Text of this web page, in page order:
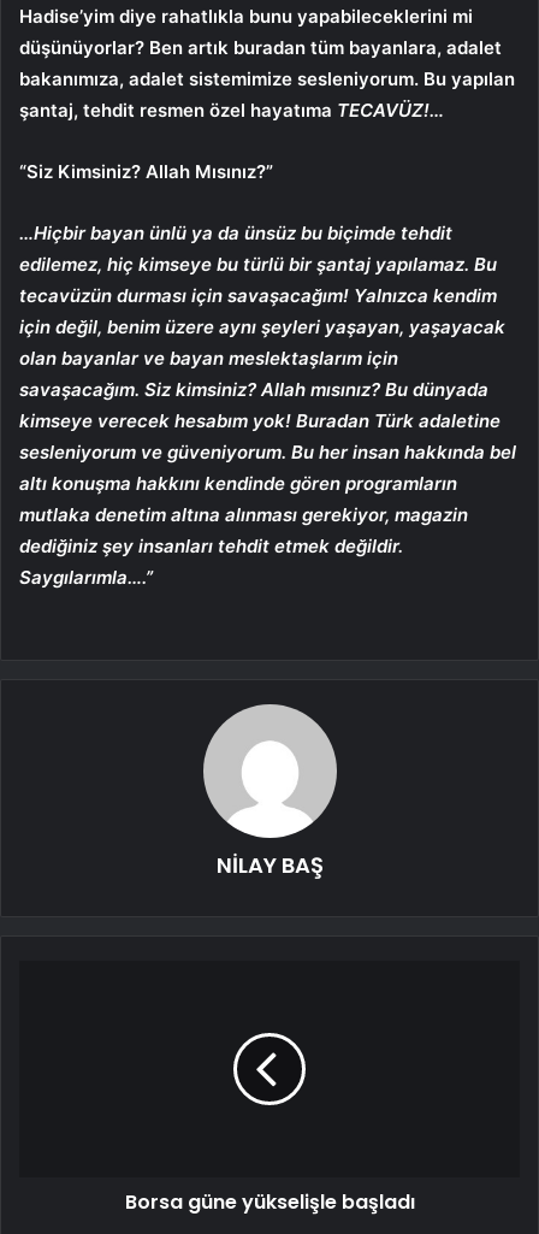
Hadise’yim diye rahatlıkla bunu yapabileceklerini mi
düşünüyorlar? Ben artık buradan tüm bayanlara, adalet
bakanımıza, adalet sistemimize sesleniyorum. Bu yapılan
şantaj, tehdit resmen özel hayatıma TECAVÜZ!…
“Siz Kimsiniz? Allah Mısınız?”
…Hiçbir bayan ünlü ya da ünsüz bu biçimde tehdit
edilemez, hiç kimseye bu türlü bir şantaj yapılamaz. Bu
tecavüzün durması için savaşacağım! Yalnızca kendim
için değil, benim üzere aynı şeyleri yaşayan, yaşayacak
olan bayanlar ve bayan meslektaşlarım için
savaşacağım. Siz kimsiniz? Allah mısınız? Bu dünyada
kimseye verecek hesabım yok! Buradan Türk adaletine
sesleniyorum ve güveniyorum. Bu her insan hakkında bel
altı konuşma hakkını kendinde gören programların
mutlaka denetim altına alınması gerekiyor, magazin
dediğiniz şey insanları tehdit etmek değildir.
Saygılarımla….”
NİLAY BAŞ
Borsa güne yükselişle başladı